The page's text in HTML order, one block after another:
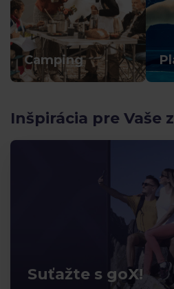
Camping
Inšpirácia pre Vaše
Suťažte s goX!